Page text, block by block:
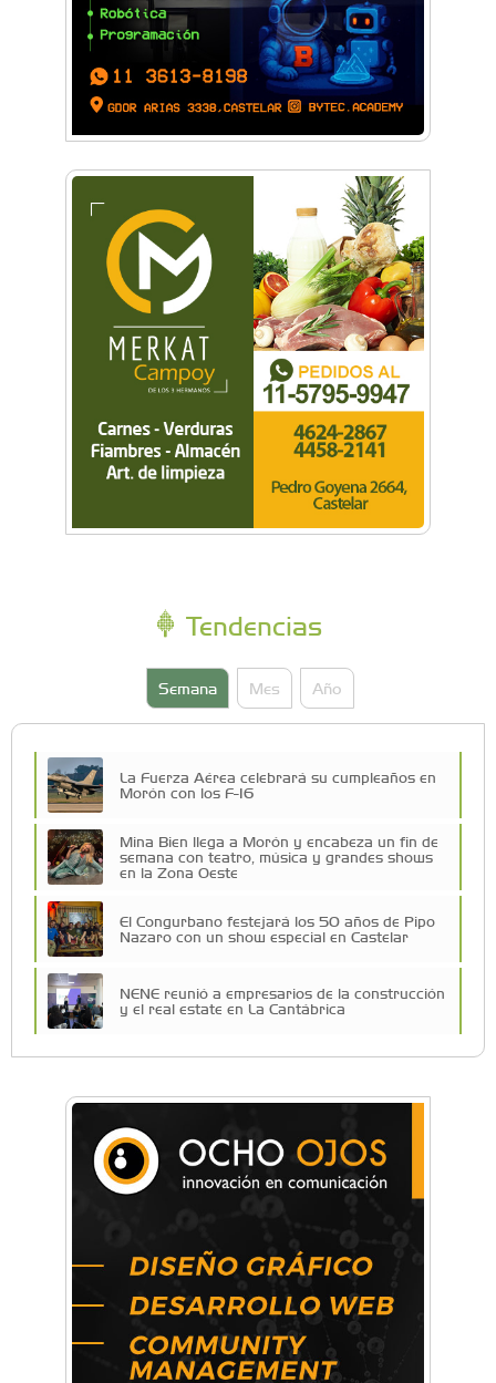
Tendencias
Semana Mes Año
La Fuerza Aérea celebrará su cumpleaños en
Morón con los F-16
Mina Bien llega a Morón y encabeza un fin de
semana con teatro, música y grandes shows
en la Zona Oeste
El Congurbano festejará los 50 años de Pipo
Nazaro con un show especial en Castelar
NENE reunió a empresarios de la construcción
y el real estate en La Cantábrica
Una compañía teatral de Castelar competirá
por el Premio FEBA Cultura
Mariana Croce: "Hoy las empresas necesitan
un asesoramiento integral para crecer con
seguridad"
Música, teatro, yoga, danza y mucho más:
Conocé todos los talleres para aprender y
disfrutar en la Zona Oeste